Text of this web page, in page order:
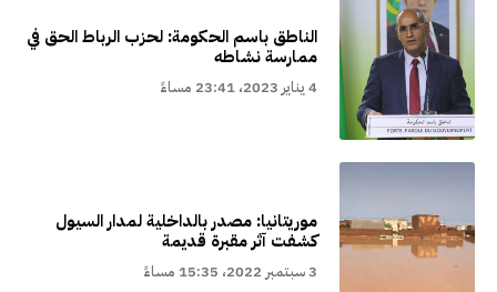
الناطق باسم الحكومة: لحزب الرباط الحق في
ممارسة نشاطه
4 يناير 2023، 23:41 مساءً
موريتانيا: مصدر بالداخلية لمدار السيول
كشفت آثر مقبرة قديمة
3 سبتمبر 2022، 15:35 مساءً